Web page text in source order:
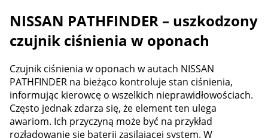
NISSAN PATHFINDER – uszkodzony
czujnik ciśnienia w oponach
Czujnik ciśnienia w oponach w autach NISSAN
PATHFINDER na bieżąco kontroluje stan ciśnienia,
informując kierowcę o wszelkich nieprawidłowościach.
Często jednak zdarza się, że element ten ulega
awariom. Ich przyczyną może być na przykład
rozładowanie się baterii zasilającej system. W